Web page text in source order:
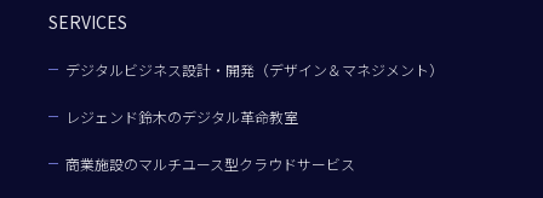
SERVICES
デジタルビジネス設計・開発（デザイン＆マネジメント）
レジェンド鈴木のデジタル革命教室
商業施設のマルチユース型クラウドサービス